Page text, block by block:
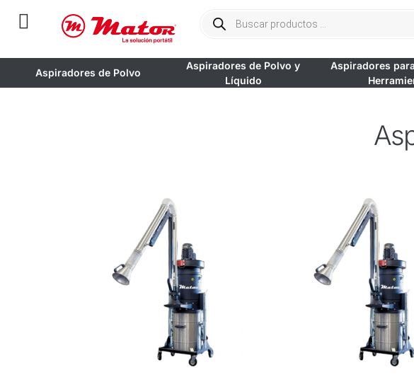
Aspiradores de Polvo
Aspiradores de Polvo y
Líquido
Aspiradores